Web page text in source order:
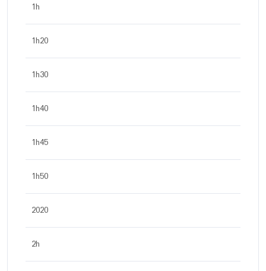
1h
1h20
1h30
1h40
1h45
1h50
2020
2h